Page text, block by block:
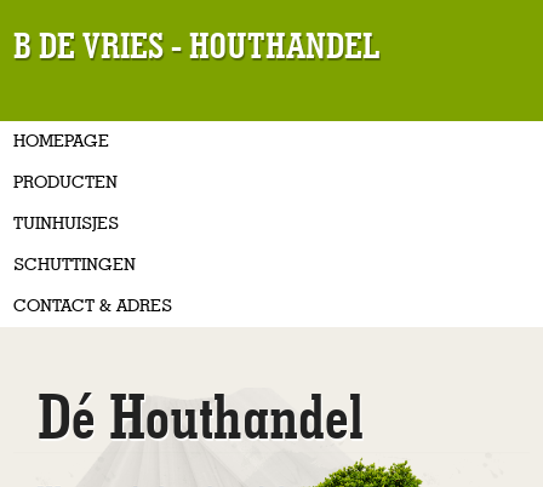
B DE VRIES - HOUTHANDEL
HOMEPAGE
PRODUCTEN
TUINHUISJES
SCHUTTINGEN
CONTACT & ADRES
Dé Houthandel